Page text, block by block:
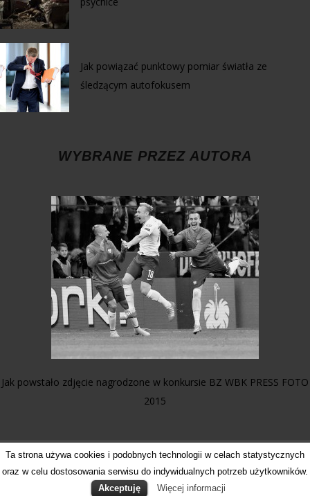
Jak powiązać punktowy pomiar światła ze
śledzącym autofokusem
WYBRANE PRZEZ AUTORA
Jak powstało zdjęcie nagrodzone w konkursie BZ WBK PRESS FOTO
2015
Ta strona używa cookies i podobnych technologii w celach statystycznych
oraz w celu dostosowania serwisu do indywidualnych potrzeb użytkowników.
Akceptuję
Więcej informacji